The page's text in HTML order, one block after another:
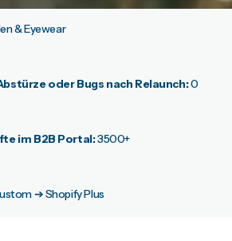
& Eyewear
oder Bugs nach Relaunch:0
im B2B Portal:3500+
➔ Shopify Plus